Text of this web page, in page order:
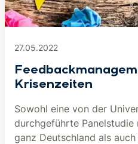
27.05.2022
Krisenzeiten
Sowohl eine von der
durchgeführte Panelstudie
ganz Deutschland als